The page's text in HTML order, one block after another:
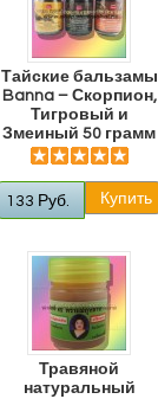
Тайские бальзамы
Banna – Скорпион,
Тигровый и
Змеиный 50 грамм
133 Руб.
Травяной
натуральный